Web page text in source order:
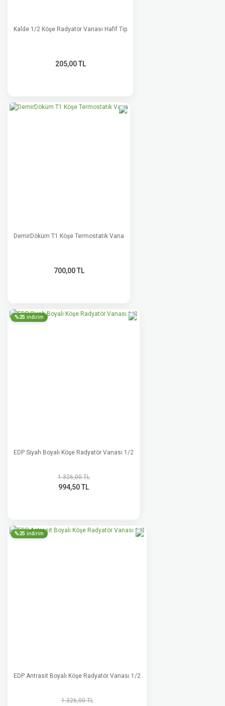
Kalde 1/2 Köşe Radyatör Vanası Hafif Tip
205,00 TL
DemirDöküm T1 Köşe Termostatik Vana
700,00 TL
%25 indirim
EDP Siyah Boyalı Köşe Radyatör Vanası 1/2
1.326,00 TL
994,50 TL
%25 indirim
EDP Antrasit Boyalı Köşe Radyatör Vanası 1/2
1.326,00 TL